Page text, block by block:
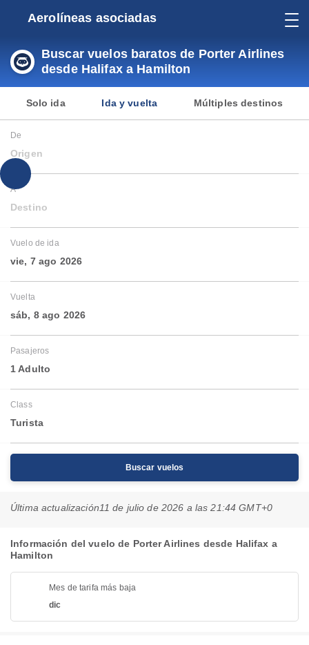
Aerolíneas asociadas
Buscar vuelos baratos de Porter Airlines
desde Halifax a Hamilton
Solo ida Ida y vuelta Múltiples destinos
De
Origen
A
Destino
Vuelo de ida
vie, 7 ago 2026
Vuelta
sáb, 8 ago 2026
Pasajeros
1 Adulto
Class
Turista
Buscar vuelos
Última actualización11 de julio de 2026 a las 21:44 GMT+0
Información del vuelo de Porter Airlines desde Halifax a
Hamilton
Mes de tarifa más baja
dic